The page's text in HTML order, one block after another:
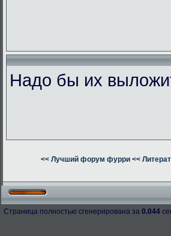
Надо бы их
<< Лучший форум фурри <<
Страница полностью сгенерирована за 0.044